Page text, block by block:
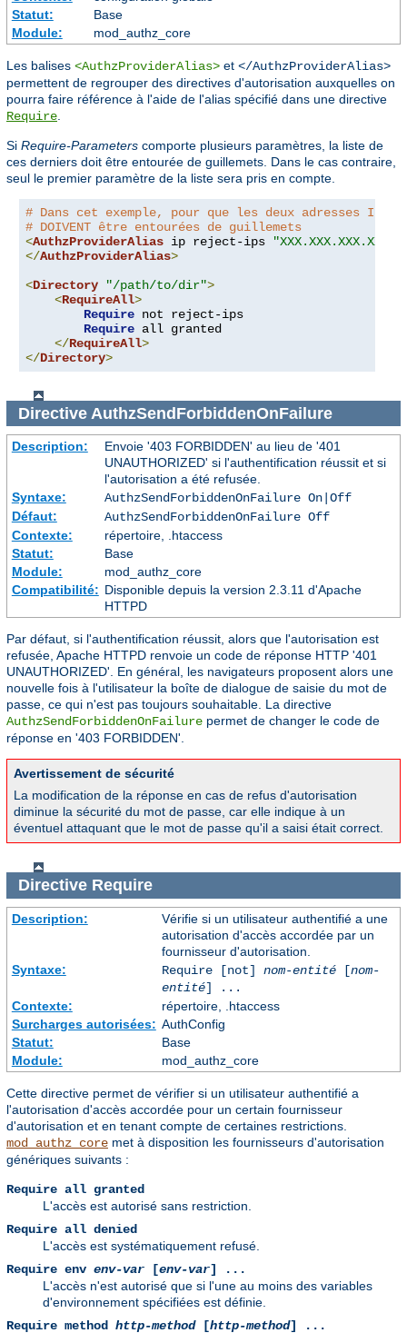
Statut:
Base
Module:
mod_authz_core
Les balises <AuthzProviderAlias> et </AuthzProviderAlias>
permettent de regrouper des directives d'autorisation auxquelles on
pourra faire référence à l'aide de l'alias spécifié dans une directive
Require.
Si Require-Parameters comporte plusieurs paramètres, la liste de
ces derniers doit être entourée de guillemets. Dans le cas contraire,
seul le premier paramètre de la liste sera pris en compte.
# Dans cet exemple, pour que les deux adresses IP
# DOIVENT être entourées de guillemets
<AuthzProviderAlias ip reject-ips
"XXX.XXX.XXX.XXX
</AuthzProviderAlias>
<Directory "/path/to/dir">
<RequireAll>
Require not reject-ips
Require all granted
</RequireAll>
</Directory>
Directive AuthzSendForbiddenOnFailure
Description:
Envoie '403 FORBIDDEN' au lieu de '401
UNAUTHORIZED' si l'authentification réussit et si
l'autorisation a été refusée.
Syntaxe:
AuthzSendForbiddenOnFailure On|Off
Défaut:
AuthzSendForbiddenOnFailure Off
Contexte:
répertoire, .htaccess
Statut:
Base
Module:
mod_authz_core
Compatibilité: Disponible depuis la version 2.3.11 d'Apache
HTTPD
Par défaut, si l'authentification réussit, alors que l'autorisation est
refusée, Apache HTTPD renvoie un code de réponse HTTP '401
UNAUTHORIZED'. En général, les navigateurs proposent alors une
nouvelle fois à l'utilisateur la boîte de dialogue de saisie du mot de
passe, ce qui n'est pas toujours souhaitable. La directive
AuthzSendForbiddenOnFailure permet de changer le code de
réponse en '403 FORBIDDEN'.
Avertissement de sécurité
La modification de la réponse en cas de refus d'autorisation
diminue la sécurité du mot de passe, car elle indique à un
éventuel attaquant que le mot de passe qu'il a saisi était correct.
Directive Require
Description:
Vérifie si un utilisateur authentifié a une
autorisation d'accès accordée par un
fournisseur d'autorisation.
Syntaxe:
Require [not] nom-entité[nom-
entité] ...
Contexte:
répertoire, .htaccess
Surcharges autorisées: AuthConfig
Statut:
Base
Module:
mod_authz_core
Cette directive permet de vérifier si un utilisateur authentifié a
l'autorisation d'accès accordée pour un certain fournisseur
d'autorisation et en tenant compte de certaines restrictions.
mod_authz_core met à disposition les fournisseurs d'autorisation
génériques suivants :
Require all granted
L'accès est autorisé sans restriction.
Require all denied
L'accès est systématiquement refusé.
Require env env-var [env-var] ...
L'accès n'est autorisé que si l'une au moins des variables
d'environnement spécifiées est définie.
Require method http-method[http-method] ...